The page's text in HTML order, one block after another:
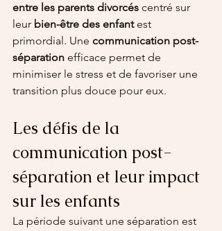
entre les parents divorcés centré sur
leur bien-être des enfant est
primordial. Une communication post-
séparation efficace permet de
minimiser le stress et de favoriser une
transition plus douce pour eux.
Les défis de la
communication post-
séparation et leur impact
sur les enfants
La période suivant une séparation est